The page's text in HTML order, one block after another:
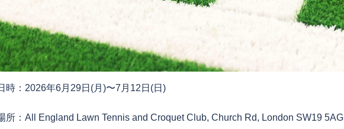
時：2026年6月29日(月)〜7月12日(日)
所：All England Lawn Tennis and Croquet Club, Church Rd, London SW19 5AG